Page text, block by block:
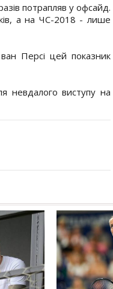
потрапляв у офсайд.
а на ЧС-2018 - лише
Персі цей показник
невдалого виступу на